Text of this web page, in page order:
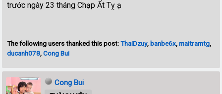
trước ngày 23 tháng Chạp Ất Tỵ ạ
The following users thanked this post:ThaiDzuy, banbe6x,maitramtg,
ducanh078,Cong Bui
Cong Bui